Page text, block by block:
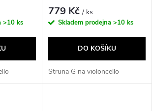
>10 ks
779 Kč/ ks
Skladem prodejna >10 ks
DO KOŠÍKU
Struna G na violoncello